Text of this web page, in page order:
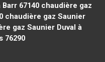
67140chaudière gaz
chaudière gaz Saunier
gaz Saunier Duval à
76290